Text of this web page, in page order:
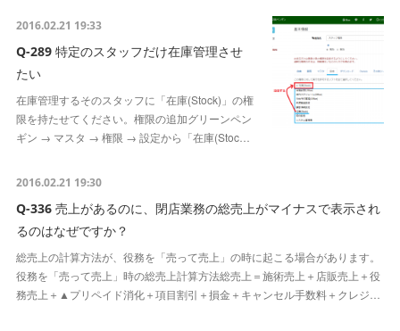
2016.02.21 19:33
Q-289 特定のスタッフだけ在庫管理させ
たい
在庫管理するそのスタッフに「在庫(Stock)」の権
限を持たせてください。権限の追加グリーンペン
ギン → マスタ → 権限 → 設定から「在庫(Stoc…
2016.02.21 19:30
Q-336 売上があるのに、閉店業務の総売上がマイナスで表示され
るのはなぜですか？
総売上の計算方法が、役務を「売って売上」の時に起こる場合があります。
役務を「売って売上」時の総売上計算方法総売上＝施術売上＋店販売上＋役
務売上＋▲プリペイド消化＋項目割引＋損金＋キャンセル手数料＋クレジ…